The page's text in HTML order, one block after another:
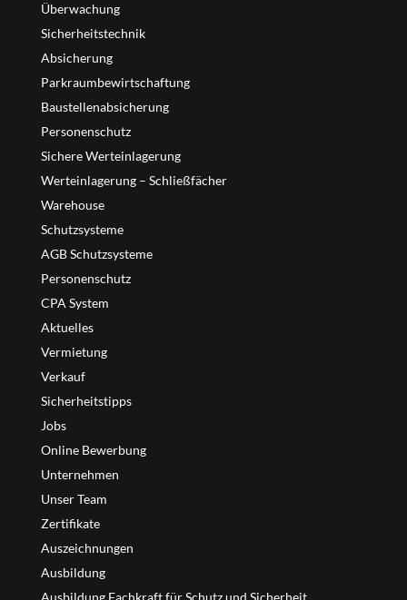
Überwachung
Sicherheitstechnik
Absicherung
Parkraumbewirtschaftung
Baustellenabsicherung
Personenschutz
Sichere Werteinlagerung
Werteinlagerung – Schließfächer
Warehouse
Schutzsysteme
AGB Schutzsysteme
Personenschutz
CPA System
Aktuelles
Vermietung
Verkauf
Sicherheitstipps
Jobs
Online Bewerbung
Unternehmen
Unser Team
Zertifikate
Auszeichnungen
Ausbildung
Ausbildung Fachkraft für Schutz und Sicherheit